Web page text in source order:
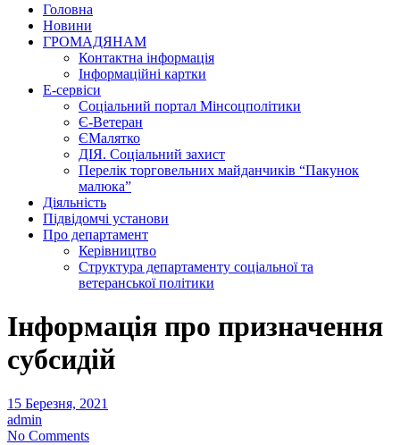
Головна
Новини
ГРОМАДЯНАМ
Контактна інформація
Інформаційні картки
Е-сервіси
Соціальний портал Мінсоцполітики
Є-Ветеран
ЄМалятко
ДІЯ. Соціальний захист
Перелік торговельних майданчиків “Пакунок
малюка”
Діяльність
Підвідомчі установи
Про департамент
Керівництво
Структура департаменту соціальної та
ветеранської політики
Інформація про призначення
субсидій
15 Березня, 2021
admin
No Comments